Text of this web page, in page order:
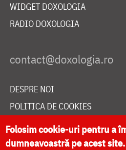
WIDGET DOXOLOGIA
RADIO DOXOLOGIA
DESPRE NOI
POLITICA DE COOKIES
DONEAZĂ ONLINE PENTRU
Folosim cookie-uri pentru a
dumneavoastră pe acest site.